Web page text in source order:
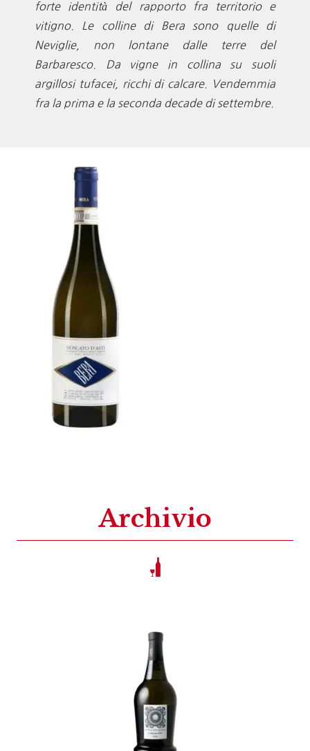
forte identità del rapporto fra territorio e
vitigno. Le colline di Bera sono quelle di
Neviglie, non lontane dalle terre del
Barbaresco. Da vigne in collina su suoli
argillosi tufacei, ricchi di calcare. Vendemmia
fra la prima e la seconda decade di settembre.
Archivio